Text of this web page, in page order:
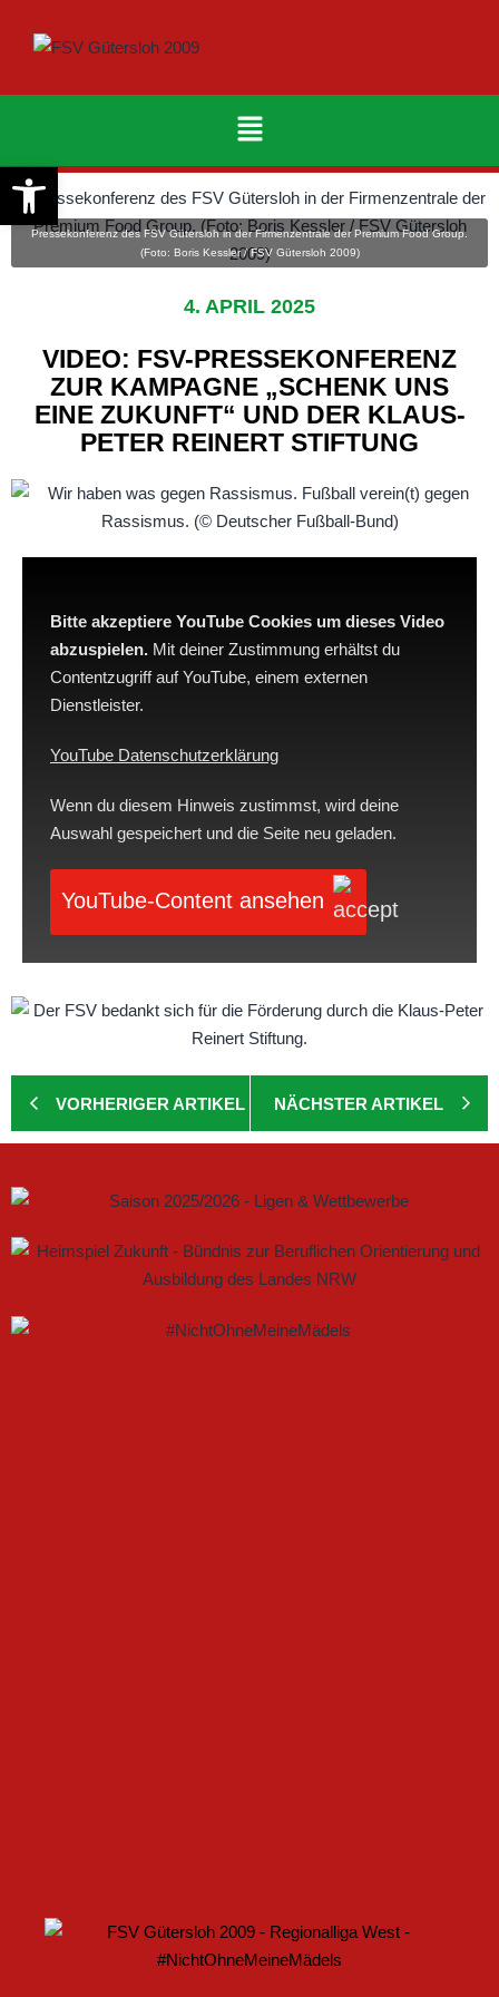
Pressekonferenz des FSV Gütersloh in der Firmenzentrale der Premium Food Group.
(Foto: Boris Kessler / FSV Gütersloh 2009)
4. APRIL 2025
VIDEO: FSV-PRESSEKONFERENZ
ZUR KAMPAGNE „SCHENK UNS
EINE ZUKUNFT“ UND DER KLAUS-
PETER REINERT STIFTUNG
Bitte akzeptiere YouTube Cookies um dieses Video
abzuspielen. Mit deiner Zustimmung erhältst du
Contentzugriff auf YouTube, einem externen
Dienstleister.
YouTube Datenschutzerklärung
Wenn du diesem Hinweis zustimmst, wird deine
Auswahl gespeichert und die Seite neu geladen.
YouTube-Content ansehen
VORHERIGER ARTIKEL NÄCHSTER ARTIKEL
Werkzeugleiste öffnen